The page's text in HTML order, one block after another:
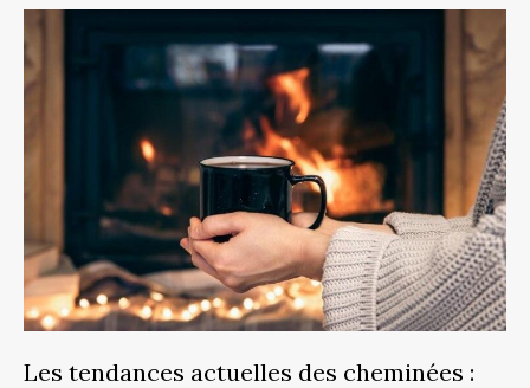
Les tendances actuelles des cheminées :